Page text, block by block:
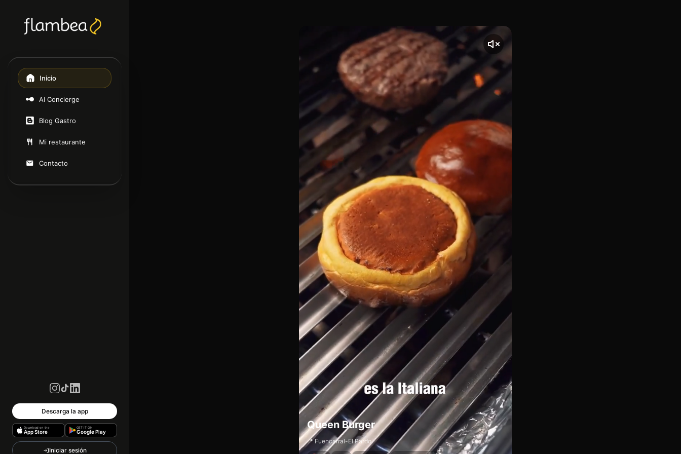
Inicio
AI Concierge
Blog Gastro
Mi restaurante
Contacto
Descarga la app
Download on the
App Store
GET IT ON
Google Play
Iniciar sesión
Queen Burger
📍 Fuencarral-El Pardo
Ubicado en la Calle de San Modesto 34, en el corazón del barrio de Begoña (cerca del Hospital La
[00:00 - Escena 1: Introducción y Ambiente] El vídeo comienza con una toma de Queen